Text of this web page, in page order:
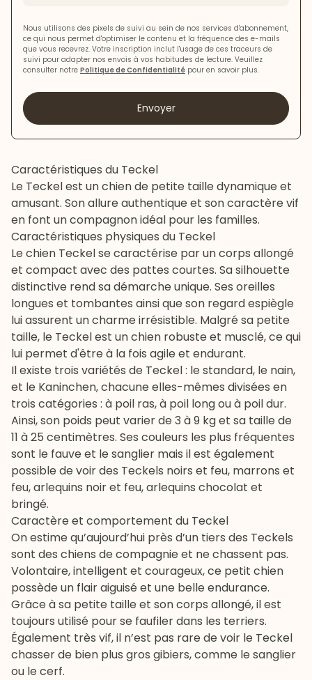
Nous utilisons des pixels de suivi au sein de nos services d'abonnement,
ce qui nous permet d'optimiser le contenu et la fréquence des e-mails
que vous recevrez. Votre inscription inclut l'usage de ces traceurs de
suivi pour adapter nos envois à vos habitudes de lecture. Veuillez
consulter notre Politique de Confidentialité pour en savoir plus.
Envoyer
Caractéristiques du Teckel
Le Teckel est unchien de petite taille dynamique et
amusant. Son allure authentique et son caractère vif
en font un compagnon idéal pour les familles.
Caractéristiques physiques du Teckel
Le chien Teckel se caractérise par un corps allongé
et compact avec des pattes courtes. Sa silhouette
distinctive rend sa démarche unique. Ses oreilles
longues et tombantes ainsi que son regard espiègle
lui assurent un charme irrésistible. Malgré sa petite
taille, le Teckel est un chien robuste et musclé, ce qui
lui permet d'être à la fois agile et endurant.
Il existe trois variétés de Teckel : le standard, le nain,
et le Kaninchen, chacune elles-mêmes divisées en
trois catégories : à poil ras, à poil long ou à poil dur.
Ainsi, son poids peut varier de 3 à 9 kg et sa taille de
11 à 25 centimètres. Ses couleurs les plus fréquentes
sont le fauve et le sanglier mais il est également
possible de voir des Teckels noirs et feu, marrons et
feu, arlequins noir et feu, arlequins chocolat et
bringé.
Caractère et comportement du Teckel
On estime qu’aujourd’hui près d’un tiers des Teckels
sont des chiens de compagnie et ne chassent pas.
Volontaire, intelligent et courageux, ce petit chien
possède un flair aiguisé et une belle endurance.
Grâce à sa petite taille et son corps allongé, il est
toujours utilisé pour se faufiler dans les terriers.
Également très vif, il n’est pas rare de voir le Teckel
chasser de bien plus gros gibiers, comme le sanglier
ou le cerf.